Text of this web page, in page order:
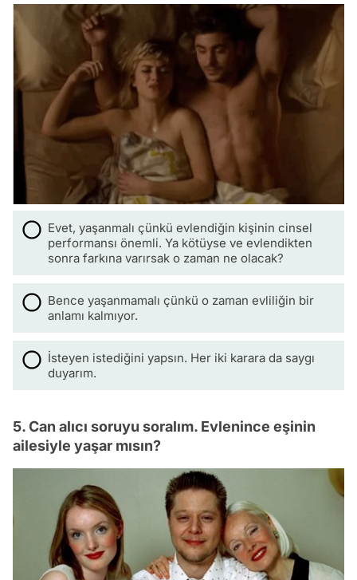
Evet, yaşanmalı çünkü evlendiğin kişinin cinsel
performansı önemli. Ya kötüyse ve evlendikten
sonra farkına varırsak o zaman ne olacak?
Bence yaşanmamalı çünkü o zaman evliliğin bir
anlamı kalmıyor.
İsteyen istediğini yapsın. Her iki karara da saygı
duyarım.
5. Can alıcı soruyu soralım. Evlenince eşinin
ailesiyle yaşar mısın?